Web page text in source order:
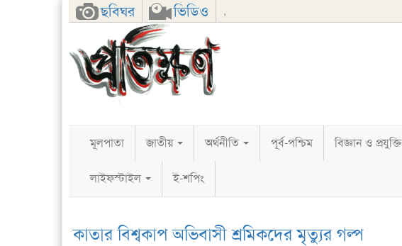
ছবিঘর ভিডিও ,
FacebookTwitterGoogle+
মূলপাতা জাতীয় অর্থনীতি পূর্ব-পশ্চিম বিজ্ঞান ও প্রযুক্তি
লাইফস্টাইল ই-শপিং
কাতার বিশ্বকাপ অভিবাসী শ্রমিকদের মৃত্যুর গল্প